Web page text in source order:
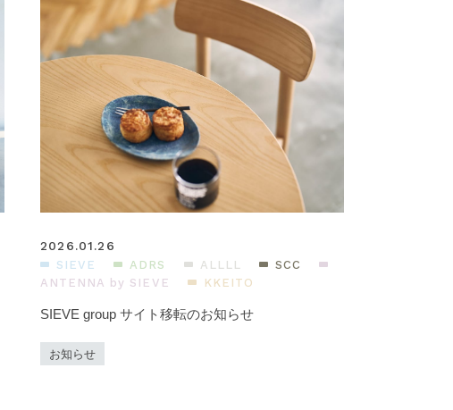
2026.01.26
SIEVE ADRS ALLLL
SCC
ANTENNA by SIEVE
KKEITO
SIEVE group サイト移転のお知らせ
お知らせ